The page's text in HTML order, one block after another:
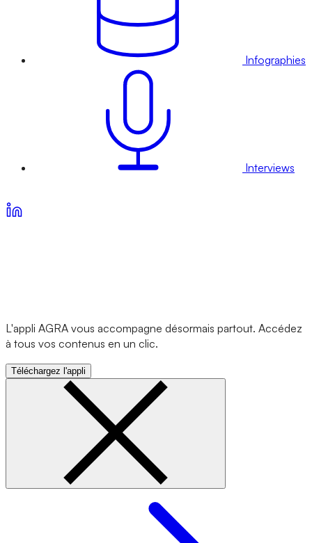
Infographies
Interviews
L'appli AGRA vous accompagne désormais partout. Accédez
à tous vos contenus en un clic.
Téléchargez l'appli